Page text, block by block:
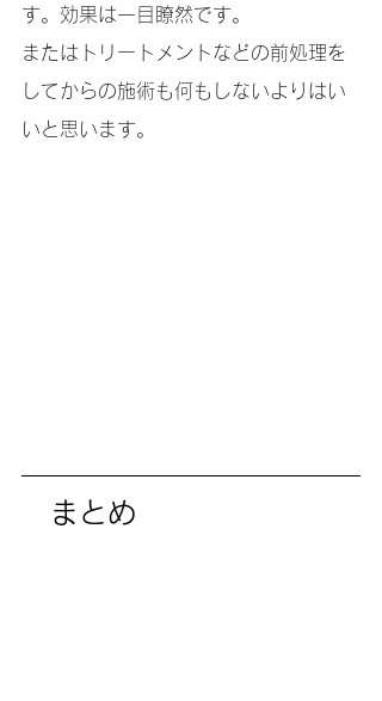
す。効果は一目瞭然です。
またはトリートメントなどの前処理を
してからの施術も何もしないよりはい
いと思います。
まとめ